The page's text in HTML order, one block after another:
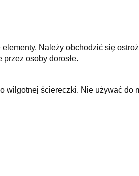
Należy obchodzić się
osoby dorosłe.
wilgotnej ściereczki. Nie używać do